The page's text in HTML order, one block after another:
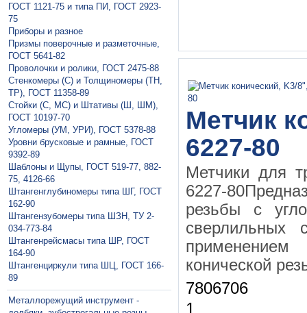
ГОСТ 1121-75 и типа ПИ, ГОСТ 2923-
75
Приборы и разное
Призмы поверочные и разметочные,
ГОСТ 5641-82
Проволочки и ролики, ГОСТ 2475-88
Стенкомеры (С) и Толщиномеры (ТН,
ТР), ГОСТ 11358-89
Стойки (С, МС) и Штативы (Ш, ШМ),
ГОСТ 10197-70
Угломеры (УМ, УРИ), ГОСТ 5378-88
Уровни брусковые и рамные, ГОСТ
9392-89
Шаблоны и Щупы, ГОСТ 519-77, 882-
75, 4126-66
Штангенглубиномеры типа ШГ, ГОСТ
162-90
Штангензубомеры типа ШЗН, ТУ 2-
034-773-84
Штангенрейсмасы типа ШР, ГОСТ
164-90
Штангенциркули типа ШЦ, ГОСТ 166-
89
Металлорежущий инструмент -
Метчик
6227-80
Метчики для
6227-
резьбы с
сверлильных
конической
7806706
1